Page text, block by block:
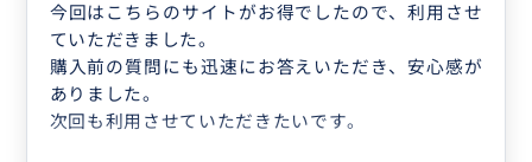
今回はこちらのサイトがお得でしたので、利用させ
ていただきました。
購入前の質問にも迅速にお答えいただき、安心感が
ありました。
次回も利用させていただきたいです。